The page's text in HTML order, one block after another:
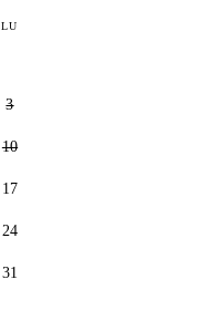
LU
3
10
17
24
31